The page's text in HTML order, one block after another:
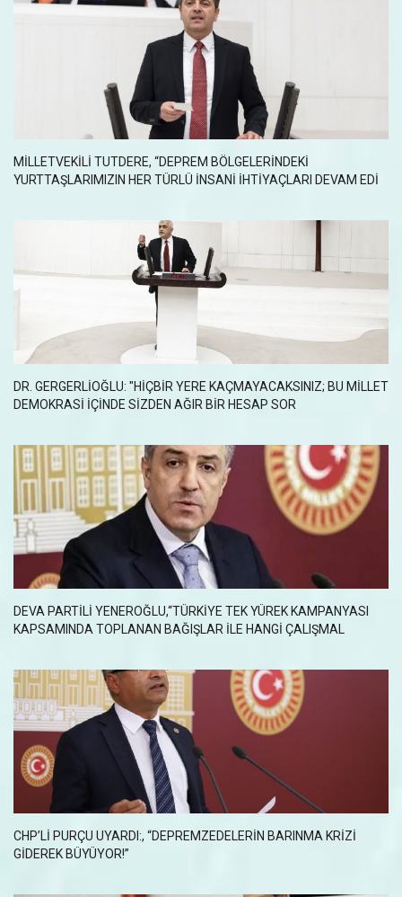
MİLLETVEKİLİ TUTDERE, “DEPREM BÖLGELERİNDEKİ
YURTTAŞLARIMIZIN HER TÜRLÜ İNSANİ İHTİYAÇLARI DEVAM EDİ
DR. GERGERLIOĞLU: "HIÇBIR YERE KAÇMAYACAKSINIZ; BU MILLET
DEMOKRASI IÇINDE SIZDEN AĞIR BIR HESAP SOR
DEVA PARTILI YENEROĞLU,“TÜRKIYE TEK YÜREK KAMPANYASI
KAPSAMINDA TOPLANAN BAĞIŞLAR ILE HANGI ÇALIŞMAL
CHP’LI PURÇU UYARDI:, “DEPREMZEDELERIN BARINMA KRIZI
GIDEREK BÜYÜYOR!”